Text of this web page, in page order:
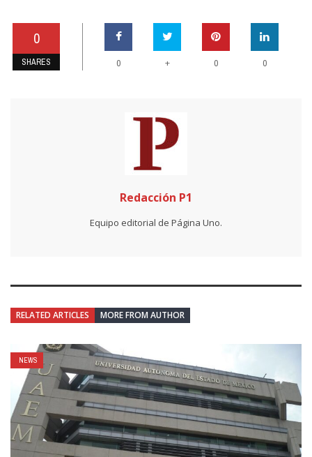
0
SHARES 0 + 0 0
Redacción P1
Equipo editorial de Página Uno.
RELATED ARTICLES MORE FROM AUTHOR
NEWS